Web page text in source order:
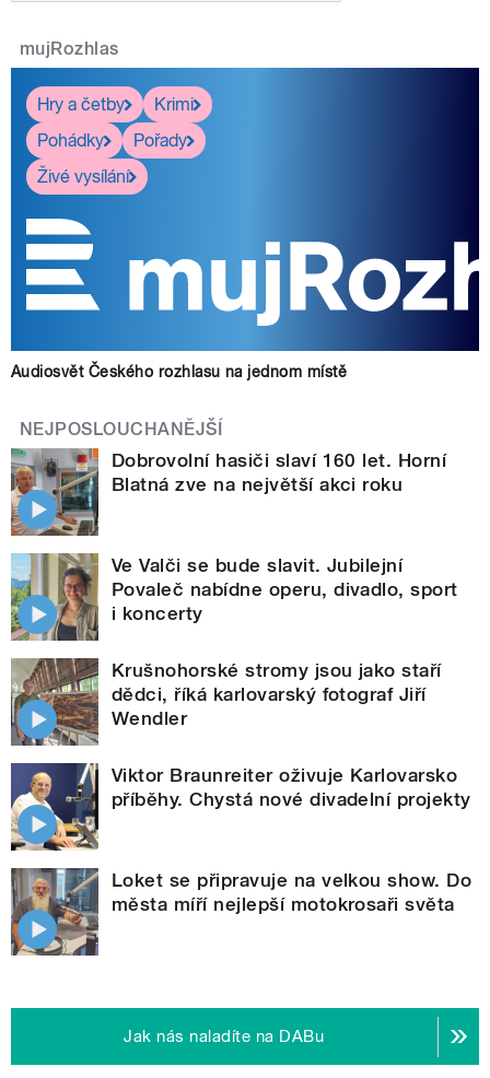
mujRozhlas
Hry a četby
Krimi
Pohádky
Pořady
Živé vysílání
Audiosvět Českého rozhlasu na jednom místě
NEJPOSLOUCHANĚJŠÍ
Dobrovolní hasiči slaví 160 let. Horní
Blatná zve na největší akci roku
Ve Valči se bude slavit. Jubilejní
Povaleč nabídne operu, divadlo, sport
i koncerty
Krušnohorské stromy jsou jako staří
dědci, říká karlovarský fotograf Jiří
Wendler
Viktor Braunreiter oživuje Karlovarsko
příběhy. Chystá nové divadelní projekty
Loket se připravuje na velkou show. Do
města míří nejlepší motokrosaři světa
Jak nás naladíte na DABu